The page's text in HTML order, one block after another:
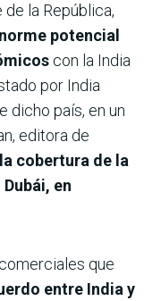
la República,
potencial
con la India
por India
dicho país, en un
editora de
cobertura de la
en
que
entre India y